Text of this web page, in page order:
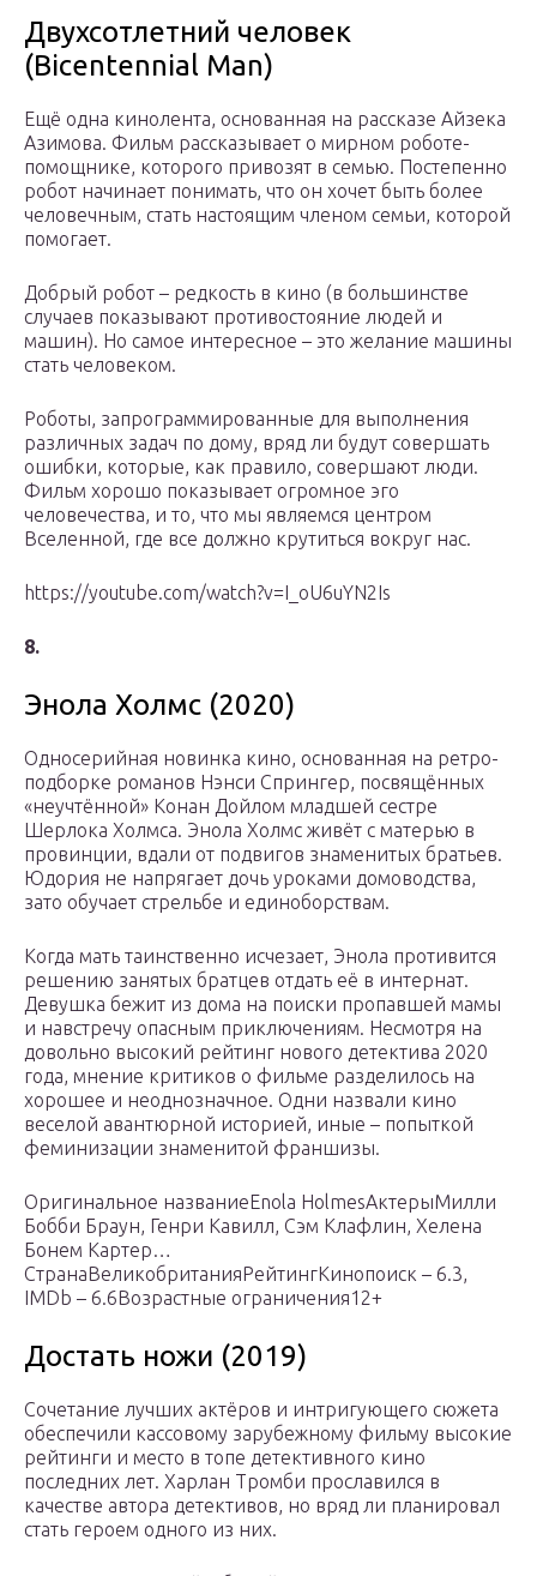
Двухсотлетний человек
(Bicentennial Man)
Ещё одна кинолента, основанная на рассказе Айзека
Азимова. Фильм рассказывает о мирном роботе-
помощнике, которого привозят в семью. Постепенно
робот начинает понимать, что он хочет быть более
человечным, стать настоящим членом семьи, которой
помогает.
Добрый робот – редкость в кино (в большинстве
случаев показывают противостояние людей и
машин). Но самое интересное – это желание машины
стать человеком.
Роботы, запрограммированные для выполнения
различных задач по дому, вряд ли будут совершать
ошибки, которые, как правило, совершают люди.
Фильм хорошо показывает огромное эго
человечества, и то, что мы являемся центром
Вселенной, где все должно крутиться вокруг нас.
https://youtube.com/watch?v=I_oU6uYN2Is
8.
Энола Холмс (2020)
Односерийная новинка кино, основанная на ретро-
подборке романов Нэнси Спрингер, посвящённых
«неучтённой» Конан Дойлом младшей сестре
Шерлока Холмса. Энола Холмс живёт с матерью в
провинции, вдали от подвигов знаменитых братьев.
Юдория не напрягает дочь уроками домоводства,
зато обучает стрельбе и единоборствам.
Когда мать таинственно исчезает, Энола противится
решению занятых братцев отдать её в интернат.
Девушка бежит из дома на поиски пропавшей мамы
и навстречу опасным приключениям. Несмотря на
довольно высокий рейтинг нового детектива 2020
года, мнение критиков о фильме разделилось на
хорошее и неоднозначное. Одни назвали кино
веселой авантюрной историей, иные – попыткой
феминизации знаменитой франшизы.
Оригинальное названиеEnola HolmesАктерыМилли
Бобби Браун, Генри Кавилл, Сэм Клафлин, Хелена
Бонем Картер…
СтранаВеликобританияРейтингКинопоиск – 6.3,
IMDb – 6.6Возрастные ограничения12+
Достать ножи (2019)
Сочетание лучших актёров и интригующего сюжета
обеспечили кассовому зарубежному фильму высокие
рейтинги и место в топе детективного кино
последних лет. Харлан Тромби прославился в
качестве автора детективов, но вряд ли планировал
стать героем одного из них.